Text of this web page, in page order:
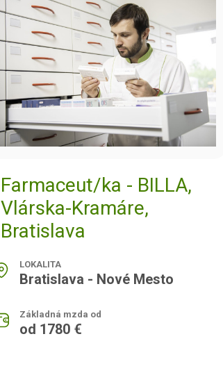
Farmaceut/ka - BILLA,
Vlárska-Kramáre,
Bratislava
LOKALITA
Bratislava - Nové Mesto
Základná mzda od
od 1780 €